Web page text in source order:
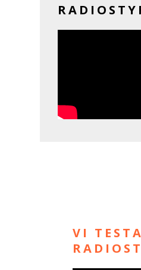
VI